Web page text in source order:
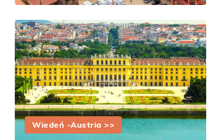
Wiedeń -Austria >>